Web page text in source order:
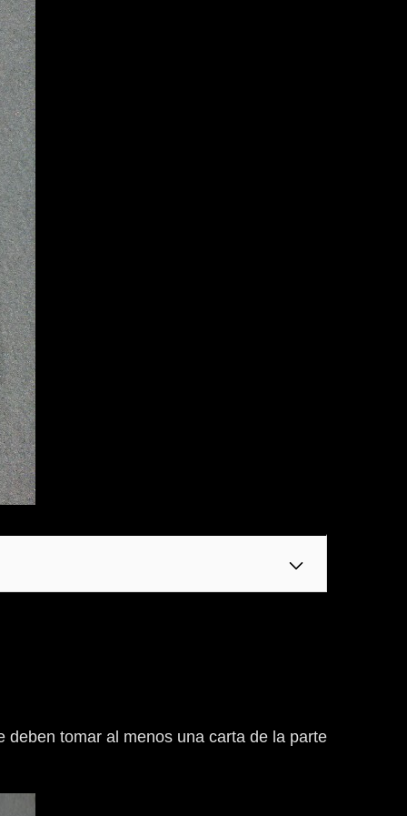
tomar al menos una carta de la parte